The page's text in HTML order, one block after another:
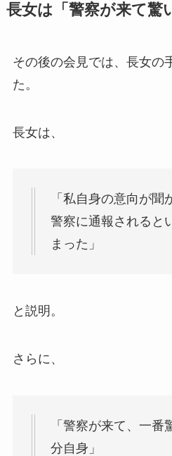
長女は「警察が来て驚
その後の会見では、長女の
た。
長女は、
「私自身の意向が聞
警察に通報されると
まった」
と説明。
さらに、
「警察が来て、一番
分自身」